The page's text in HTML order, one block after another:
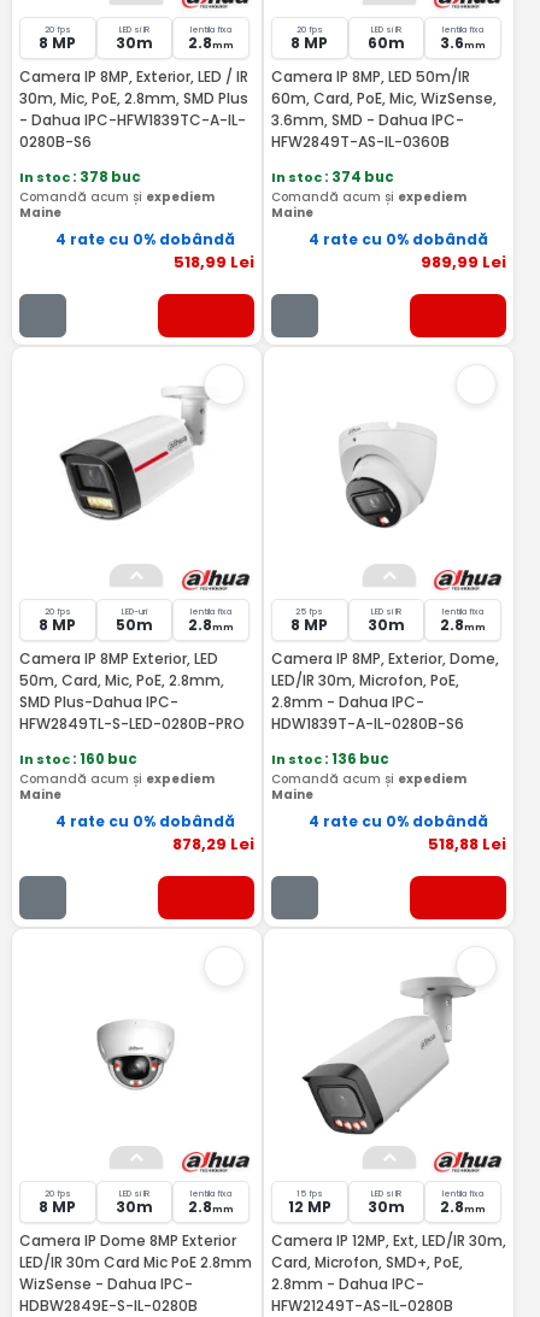
20 fps
8 MP
LED si IR
30m
lentila fixa
2.8mm
Camera IP 8MP, Exterior, LED / IR
30m, Mic, PoE, 2.8mm, SMD Plus
- Dahua IPC-HFW1839TC-A-IL-
0280B-S6
In stoc: 378 buc
Comandă acum și expediem
Maine
4 rate cu 0% dobândă
518,99 Lei
20 fps
8 MP
LED si IR
60m
lentila fixa
3.6mm
Camera IP 8MP, LED 50m/IR
60m, Card, PoE, Mic, WizSense,
3.6mm, SMD - Dahua IPC-
HFW2849T-AS-IL-0360B
In stoc: 374 buc
Comandă acum și expediem
Maine
4 rate cu 0% dobândă
989,99 Lei
20 fps
8 MP
LED-uri
50m
lentila fixa
2.8mm
Camera IP 8MP Exterior, LED
50m, Card, Mic, PoE, 2.8mm,
SMD Plus-Dahua IPC-
HFW2849TL-S-LED-0280B-PRO
In stoc: 160 buc
Comandă acum și expediem
Maine
4 rate cu 0% dobândă
878,29 Lei
25 fps
8 MP
LED si IR
30m
lentila fixa
2.8mm
Camera IP 8MP, Exterior, Dome,
LED/IR 30m, Microfon, PoE,
2.8mm - Dahua IPC-
HDW1839T-A-IL-0280B-S6
In stoc: 136 buc
Comandă acum și expediem
Maine
4 rate cu 0% dobândă
518,88 Lei
20 fps
8 MP
LED si IR
30m
lentila fixa
2.8mm
Camera IP Dome 8MP Exterior
LED/IR 30m Card Mic PoE 2.8mm
WizSense - Dahua IPC-
HDBW2849E-S-IL-0280B
15 fps
12 MP
LED si IR
30m
lentila fixa
2.8mm
Camera IP 12MP, Ext, LED/IR 30m,
Card, Microfon, SMD+, PoE,
2.8mm - Dahua IPC-
HFW21249T-AS-IL-0280B